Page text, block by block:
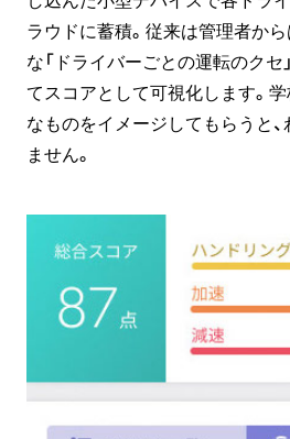
ラウドに蓄積。従来は管理者か
な「ドライバーごとの運転のクセ
てスコアとして可視化します。
なものをイメージしてもらうと
ません。